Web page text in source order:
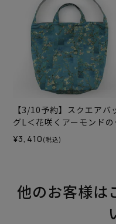
【3/10予約】スクエアバ
グL＜花咲くアーモンドの
＞＜B1＞（材料セット）
¥3,410 (税込)
他のお客様は